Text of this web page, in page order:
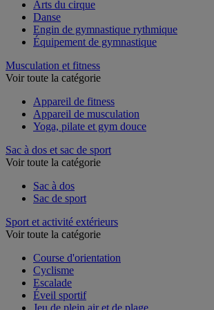
Agrès de gymnastique
Arts du cirque
Danse
Engin de gymnastique rythmique
Musculation et fitness
Appareil de fitness
Appareil de musculation
Sac à dos et sac de sport
Sac à dos
Sport et activité extérieurs
Course d'orientation
Cyclisme
Escalade
Éveil sportif